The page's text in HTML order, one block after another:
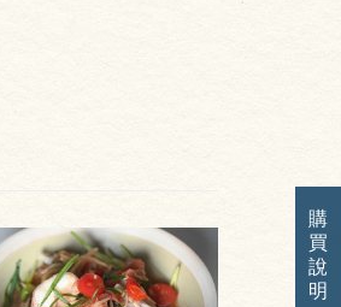
購
買
說
明